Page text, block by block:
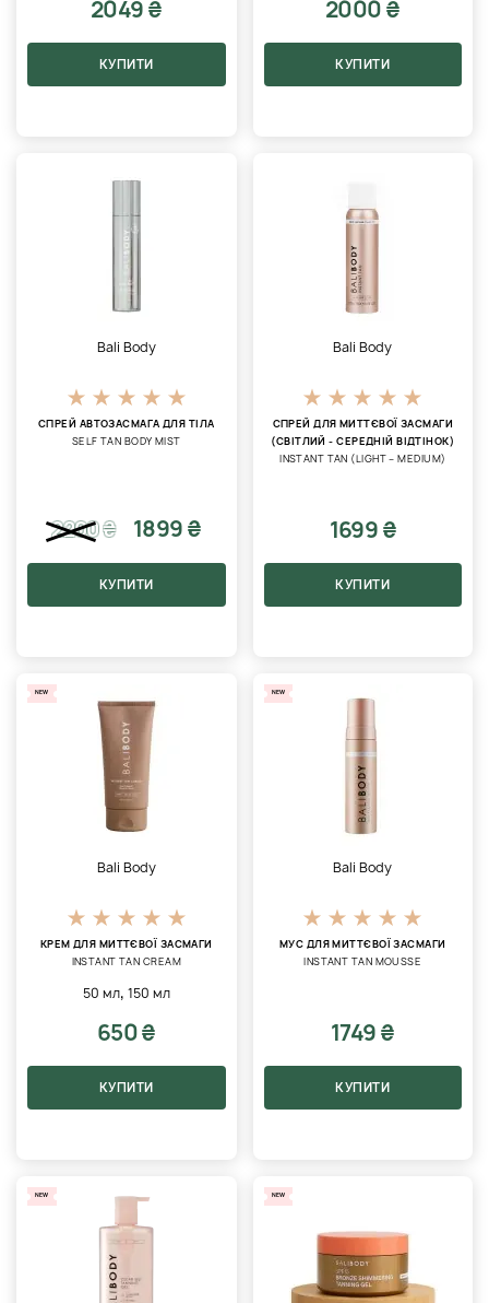
2049 ₴
КУПИТИ
2000 ₴
КУПИТИ
Bali Body
СПРЕЙ АВТОЗАСМАГА ДЛЯ ТІЛА
SELF TAN BODY MIST
2200₴ 1899 ₴
КУПИТИ
Bali Body
СПРЕЙ ДЛЯ МИТТЄВОЇ ЗАСМАГИ
(СВІТЛИЙ - СЕРЕДНІЙ ВІДТІНОК)
INSTANT TAN (LIGHT – MEDIUM)
1699 ₴
КУПИТИ
NEW
Bali Body
КРЕМ ДЛЯ МИТТЄВОЇ ЗАСМАГИ
INSTANT TAN CREAM
50 мл, 150 мл
650 ₴
КУПИТИ
NEW
Bali Body
МУС ДЛЯ МИТТЄВОЇ ЗАСМАГИ
INSTANT TAN MOUSSE
1749 ₴
КУПИТИ
NEW NEW